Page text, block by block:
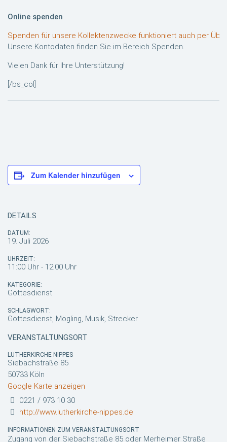
Online spenden
Spenden für unsere Kollektenzwecke funktioniert auch per
Unsere Kontodaten finden Sie im Bereich Spenden.
Vielen Dank für Ihre Unterstützung!
[/bs_col]
Zum Kalender hinzufügen
DETAILS
DATUM:
19. Juli 2026
UHRZEIT:
11:00 Uhr - 12:00 Uhr
KATEGORIE:
Gottesdienst
SCHLAGWORT:
Gottesdienst, Mögling, Musik, Strecker
VERANSTALTUNGSORT
LUTHERKIRCHE NIPPES
Siebachstraße 85
50733 Köln
Google Karte anzeigen
0221 / 973 10 30
http://www.lutherkirche-nippes.de
INFORMATIONEN ZUM VERANSTALTUNGSORT
Zugang von der Siebachstraße 85 oder Merheimer Straße